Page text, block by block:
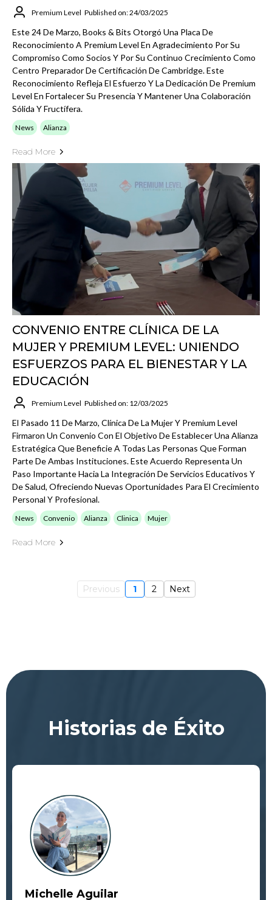
Premium Level Published on: 24/03/2025
Este 24 De Marzo, Books & Bits Otorgó Una Placa De
Reconocimiento A Premium Level En Agradecimiento Por Su
Compromiso Como Socios Y Por Su Continuo Crecimiento Como
Centro Preparador De Certificación De Cambridge. Este
Reconocimiento Refleja El Esfuerzo Y La Dedicación De Premium
Level En Fortalecer Su Presencia Y Mantener Una Colaboración
Sólida Y Fructífera.
News Alianza
Read More
CONVENIO ENTRE CLÍNICA DE LA
MUJER Y PREMIUM LEVEL: UNIENDO
ESFUERZOS PARA EL BIENESTAR Y LA
EDUCACIÓN
Premium Level Published on: 12/03/2025
El Pasado 11 De Marzo, Clínica De La Mujer Y Premium Level
Firmaron Un Convenio Con El Objetivo De Establecer Una Alianza
Estratégica Que Beneficie A Todas Las Personas Que Forman
Parte De Ambas Instituciones. Este Acuerdo Representa Un
Paso Importante Hacia La Integración De Servicios Educativos Y
De Salud, Ofreciendo Nuevas Oportunidades Para El Crecimiento
Personal Y Profesional.
News Convenio Alianza Clinica Mujer
Read More
Previous 1 2 Next
Historias de Éxito
Michelle Aguilar